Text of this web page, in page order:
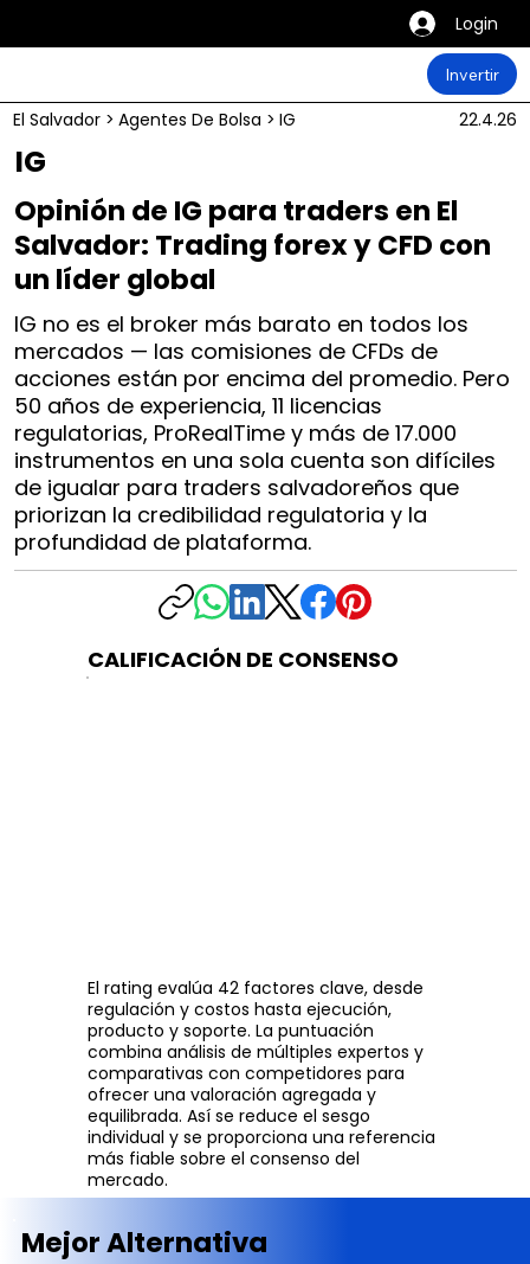
Login
Invertir
El Salvador > Agentes De Bolsa > IG 22.4.26
IG
Opinión de IG para traders en El
Salvador: Trading forex y CFD con
un líder global
IG no es el broker más barato en todos los
mercados — las comisiones de CFDs de
acciones están por encima del promedio. Pero
50 años de experiencia, 11 licencias
regulatorias, ProRealTime y más de 17.000
instrumentos en una sola cuenta son difíciles
de igualar para traders salvadoreños que
priorizan la credibilidad regulatoria y la
profundidad de plataforma.
CALIFICACIÓN DE CONSENSO
El rating evalúa 42 factores clave, desde
regulación y costos hasta ejecución,
producto y soporte. La puntuación
combina análisis de múltiples expertos y
comparativas con competidores para
ofrecer una valoración agregada y
equilibrada. Así se reduce el sesgo
individual y se proporciona una referencia
más fiable sobre el consenso del
mercado.
Mejor Alternativa